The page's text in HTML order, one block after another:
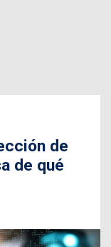
de
de qué